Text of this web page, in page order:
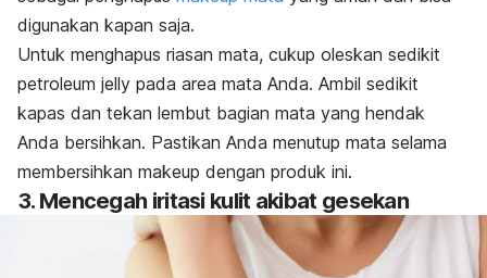
digunakan kapan saja.
Untuk menghapus riasan mata, cukup oleskan sedikit
petroleum jelly pada area mata Anda. Ambil sedikit
kapas dan tekan lembut bagian mata yang hendak
Anda bersihkan. Pastikan Anda menutup mata selama
membersihkan makeup dengan produk ini.
3. Mencegah iritasi kulit akibat gesekan